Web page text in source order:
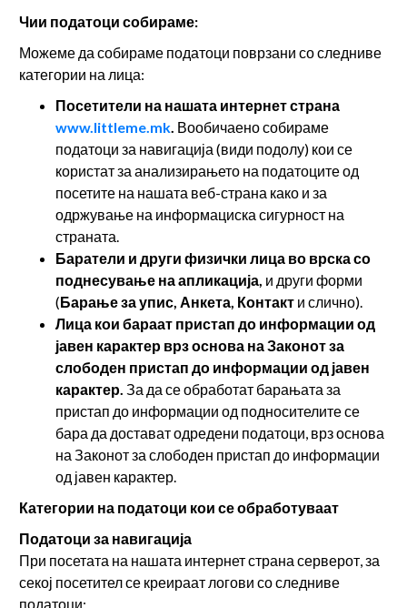
Чии податоци собираме:
Можеме да собираме податоци поврзани со следниве
категории на лица:
Посетители на нашата интернет страна
www.littleme.mk. Вообичаено собираме
податоци за навигација (види подолу) кои се
користат за анализирањето на податоците од
посетите на нашата веб-страна како и за
одржување на информациска сигурност на
страната.
Баратели и други физички лица во врска со
поднесување на апликација, и други форми
(Барање за упис, Анкета, Контакт и слично).
Лица кои бараат пристап до информации од
јавен карактер врз основа на Законот за
слободен пристап до информации од јавен
карактер. За да се обработат барањата за
пристап до информации од подносителите се
бара да достават одредени податоци, врз основа
на Законот за слободен пристап до информации
од јавен карактер.
Категории на податоци кои се обработуваат
Податоци за навигација
При посетата на нашата интернет страна серверот, за
секој посетител се креираат логови со следниве
податоци: